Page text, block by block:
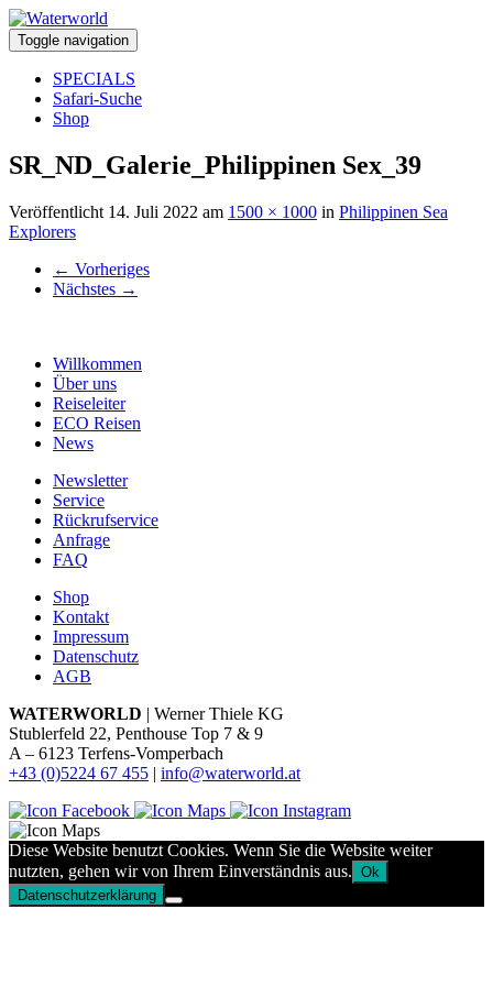
Toggle navigation
SPECIALS
Safari-Suche
Shop
SR_ND_Galerie_Philippinen Sex_39
Veröffentlicht 14. Juli 2022 am 1500 × 1000 in Philippinen Sea
Explorers
← Vorheriges
Nächstes →
Willkommen
Über uns
Reiseleiter
ECO Reisen
News
Newsletter
Service
Rückrufservice
Anfrage
FAQ
Shop
Kontakt
Impressum
Datenschutz
AGB
WATERWORLD | Werner Thiele KG
Stublerfeld 22, Penthouse Top 7 & 9
A – 6123 Terfens-Vomperbach
+43 (0)5224 67 455 | info@waterworld.at
Diese Website benutzt Cookies. Wenn Sie die Website weiter
nutzten, gehen wir von Ihrem Einverständnis aus. Ok
Datenschutzerklärung